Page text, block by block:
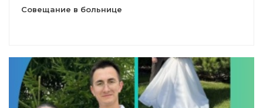
Совещание в больнице